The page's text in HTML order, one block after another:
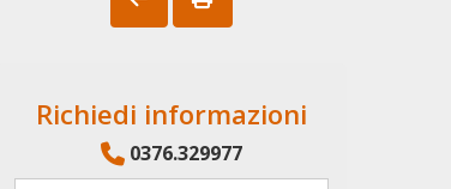
Richiedi informazioni
0376.329977